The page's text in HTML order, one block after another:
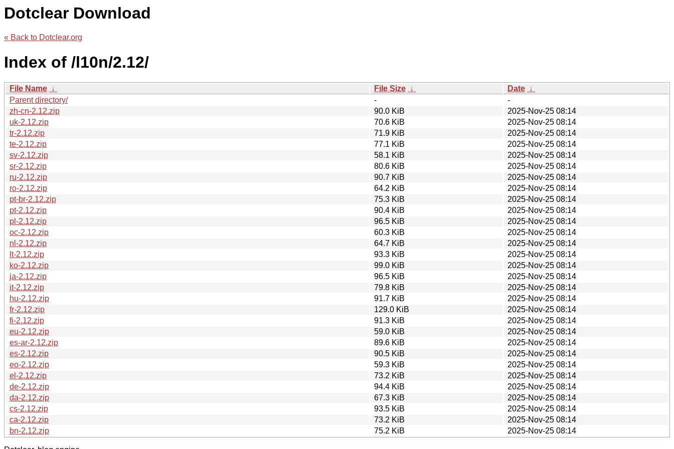
Dotclear Download
« Back to Dotclear.org
Index of /l10n/2.12/
File Name ↓ File Size ↓ Date ↓
Parent directory/
-
-
zh-cn-2.12.zip
90.0 KiB
2025-Nov-25 08:14
uk-2.12.zip
70.6 KiB
2025-Nov-25 08:14
tr-2.12.zip
71.9 KiB
2025-Nov-25 08:14
te-2.12.zip
77.1 KiB
2025-Nov-25 08:14
sv-2.12.zip
58.1 KiB
2025-Nov-25 08:14
sr-2.12.zip
80.6 KiB
2025-Nov-25 08:14
ru-2.12.zip
90.7 KiB
2025-Nov-25 08:14
ro-2.12.zip
64.2 KiB
2025-Nov-25 08:14
pt-br-2.12.zip
75.3 KiB
2025-Nov-25 08:14
pt-2.12.zip
90.4 KiB
2025-Nov-25 08:14
pl-2.12.zip
96.5 KiB
2025-Nov-25 08:14
oc-2.12.zip
60.3 KiB
2025-Nov-25 08:14
nl-2.12.zip
64.7 KiB
2025-Nov-25 08:14
lt-2.12.zip
93.3 KiB
2025-Nov-25 08:14
ko-2.12.zip
99.0 KiB
2025-Nov-25 08:14
ja-2.12.zip
96.5 KiB
2025-Nov-25 08:14
it-2.12.zip
79.8 KiB
2025-Nov-25 08:14
hu-2.12.zip
91.7 KiB
2025-Nov-25 08:14
fr-2.12.zip
129.0 KiB
2025-Nov-25 08:14
fi-2.12.zip
91.3 KiB
2025-Nov-25 08:14
eu-2.12.zip
59.0 KiB
2025-Nov-25 08:14
es-ar-2.12.zip
89.6 KiB
2025-Nov-25 08:14
es-2.12.zip
90.5 KiB
2025-Nov-25 08:14
eo-2.12.zip
59.3 KiB
2025-Nov-25 08:14
el-2.12.zip
73.2 KiB
2025-Nov-25 08:14
de-2.12.zip
94.4 KiB
2025-Nov-25 08:14
da-2.12.zip
67.3 KiB
2025-Nov-25 08:14
cs-2.12.zip
93.5 KiB
2025-Nov-25 08:14
ca-2.12.zip
73.2 KiB
2025-Nov-25 08:14
bn-2.12.zip
75.2 KiB 2025-Nov-25 08:14